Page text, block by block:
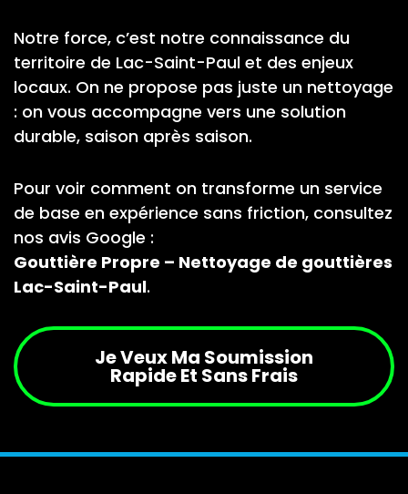
Notre force, c’est notre connaissance du
territoire de Lac-Saint-Paul et des enjeux
locaux. On ne propose pas juste un nettoyage
: on vous accompagne vers une solution
durable, saison après saison.
Pour voir comment on transforme un service
de base en expérience sans friction, consultez
nos avis Google :
Gouttière Propre – Nettoyage de gouttières
Lac-Saint-Paul.
Je Veux Ma Soumission
Rapide Et Sans Frais